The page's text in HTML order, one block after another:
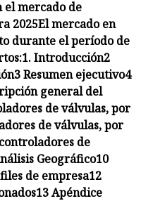
mercado de
2025El mercado en
durante el período de
1. Introducción2
3 Resumen ejecutivo4
general del
de válvulas, por
de válvulas, por
de
Geográfico10
de empresa12
13 Apéndice